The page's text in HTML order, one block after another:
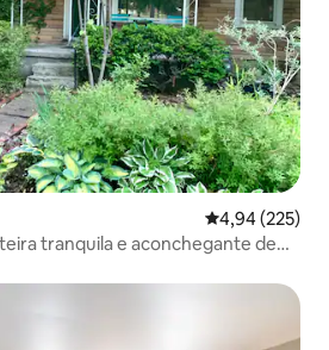
4,94 de uma
4,94 (225)
tranquila e aconchegante de